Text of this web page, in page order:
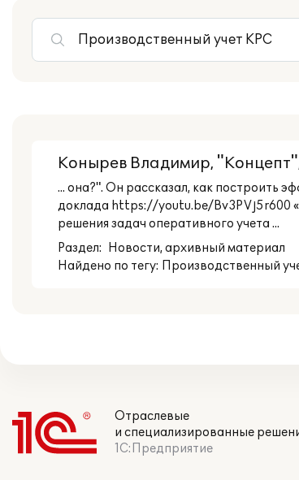
Конырев Владимир,
... она?". Он рассказал, как построить
доклада https://youtu.be/Bv3PVj5r600
решения задач оперативного учета ...
Раздел:
Новости, архивный материал
Найдено по тегу: Производственный
Отраслевые
и специализированные
1С:Предприятие